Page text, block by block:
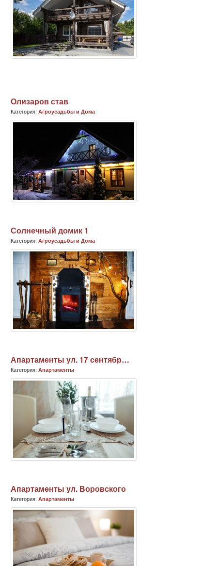
Олизаров став
Категория: Агроусадьбы и Дома
Солнечный домик 1
Категория: Агроусадьбы и Дома
Апартаменты ул. 17 сентября (2)
Категория: Апартаменты
Апартаменты ул. Воровского
Категория: Апартаменты